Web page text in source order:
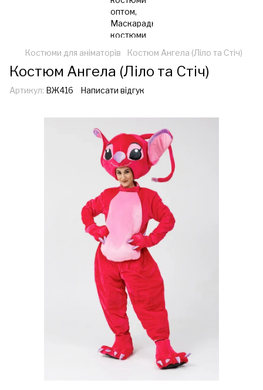
Костюми для аніматорів Костюм Ангела (Ліло та Стіч)
Костюм Ангела (Ліло та Стіч)
Артикул: ВЖ416 Написати відгук